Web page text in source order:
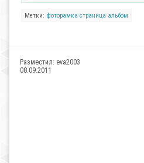
Метки: фоторамка страница альбом
Разместил: eva2003
08.09.2011